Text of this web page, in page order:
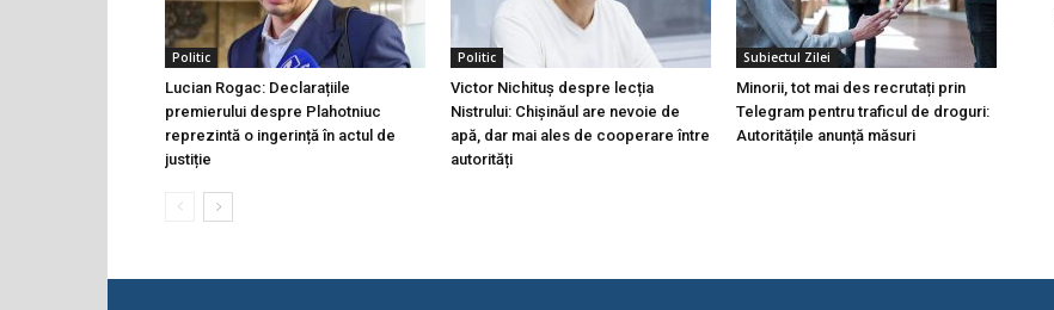
Politic
Lucian Rogac: Declarațiile
premierului despre Plahotniuc
reprezintă o ingerință în actul de
justiție
Politic
Victor Nichituș despre lecția
Nistrului: Chișinăul are nevoie de
apă, dar mai ales de cooperare între
autorități
Subiectul Zilei
Minorii, tot mai des recrutați prin
Telegram pentru traficul de droguri:
Autoritățile anunță măsuri